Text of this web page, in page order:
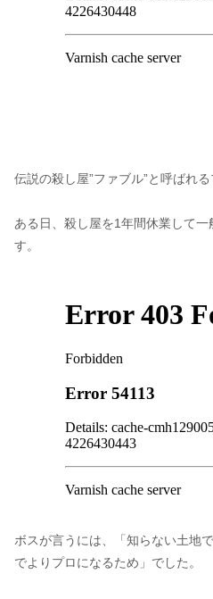
伝説の殺し屋”ファブル”と呼ばれる
ある日、殺し屋を1年間休業して
す。
ボスが言うには、「知らない土地
でよりプロになるため」でした。